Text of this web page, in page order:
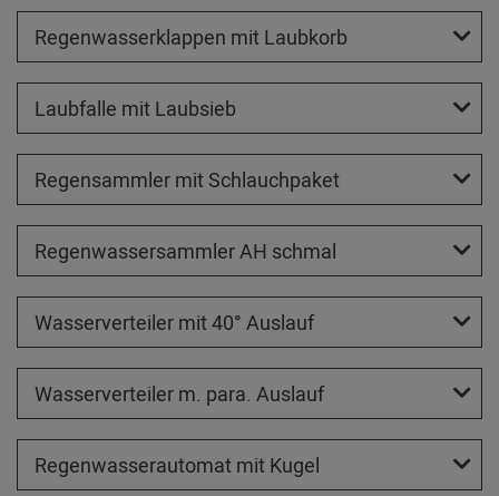
Regenwasserklappen mit Laubkorb
Laubfalle mit Laubsieb
Regensammler mit Schlauchpaket
Regenwassersammler AH schmal
Wasserverteiler mit 40° Auslauf
Wasserverteiler m. para. Auslauf
Regenwasserautomat mit Kugel